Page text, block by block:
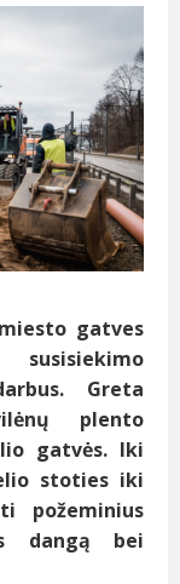
gatves
Greta
plento
gatvės. Iki
stoties iki
požeminius
dangą bei